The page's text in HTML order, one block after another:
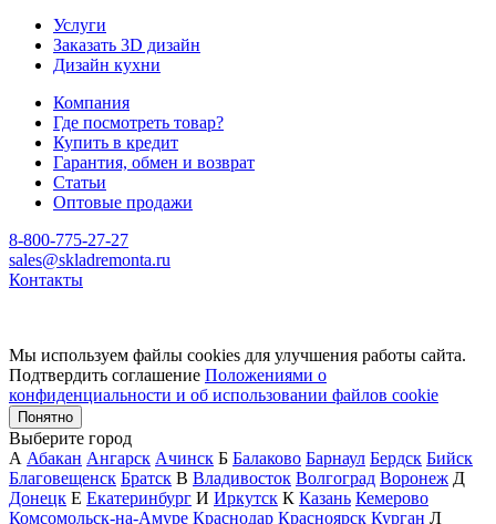
Услуги
Заказать 3D дизайн
Дизайн кухни
Компания
Где посмотреть товар?
Купить в кредит
Гарантия, обмен и возврат
Статьи
Оптовые продажи
8-800-775-27-27
sales@skladremonta.ru
Контакты
Мы используем файлы cookies для улучшения работы сайта.
Подтвердить соглашение Положениями о
конфиденциальности и об использовании файлов cookie
Понятно
Выберите город
А Абакан Ангарск Ачинск Б Балаково Барнаул Бердск Бийск
Благовещенск Братск В Владивосток Волгоград Воронеж Д
Донецк Е Екатеринбург И Иркутск К Казань Кемерово
Комсомольск-на-Амуре Краснодар Красноярск Курган Л